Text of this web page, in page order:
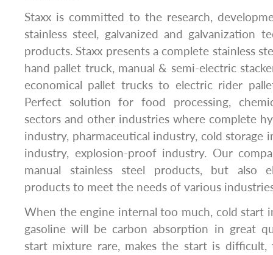
Staxx is committed to the research,
stainless steel, galvanized and galvanization
products. Staxx presents a complete stainless
hand pallet truck, manual & semi-electric
economical pallet trucks to electric rider
Perfect solution for food processing,
sectors and other industries where complete
industry, pharmaceutical industry, cold storage
industry, explosion-proof industry. Our
manual stainless steel products, but also
products to meet the needs of various
When the engine internal too much, cold start
gasoline will be carbon absorption in great
start mixture rare, makes the start is